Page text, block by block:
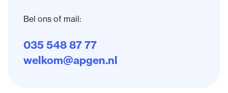
Bel ons of mail:
035 548 87 77
welkom@apgen.nl